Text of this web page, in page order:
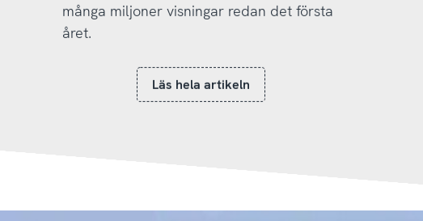
många miljoner visningar redan det första
året.
Läs hela artikeln